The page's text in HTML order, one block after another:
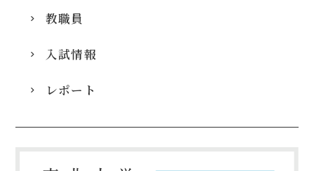
教職員
入試情報
レポート